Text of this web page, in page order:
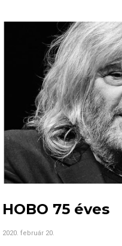
HOBO 75 éves
2020. február 20.